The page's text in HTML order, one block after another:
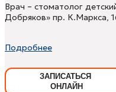
Врач – стоматолог
Добряков» пр. К.Маркса,
Подробнее
ЗАПИСАТЬСЯ
ОНЛАЙН